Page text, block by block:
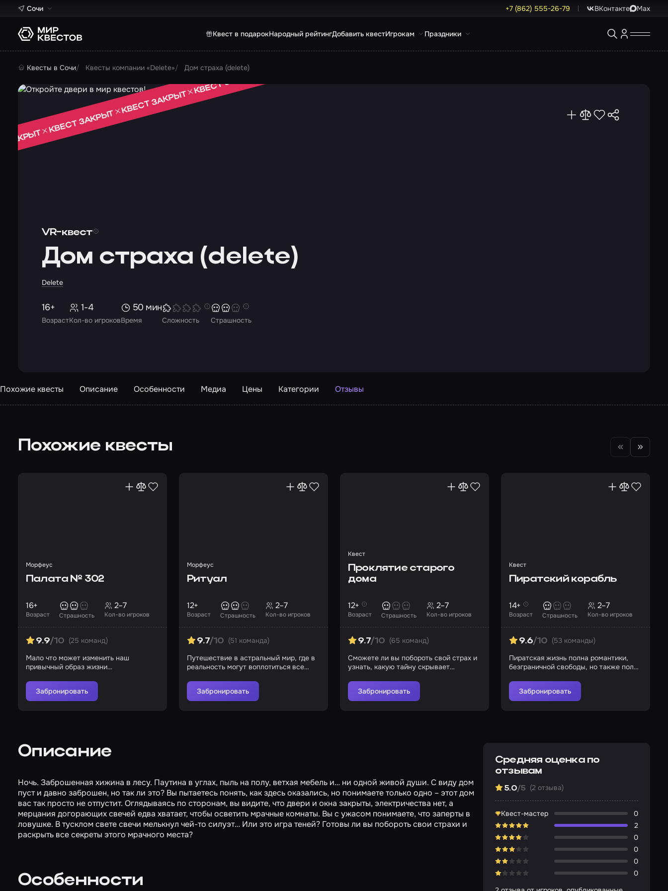
Сочи +7 (862) 555-26-79 ВКонтакте Max
Квест в подарокНародный рейтингДобавить квестИгрокам Праздники
Квесты в Сочи Квесты компании «Delete» Дом страха (delete)
VR-квест
Дом страха (delete)
Delete
ЗАКРЫТ
КВЕСТ ЗАКРЫТ
КВЕСТ ЗАКРЫТ
КВЕСТ ЗАКРЫТ
Возраст
16+
Кол-во игроков
1-4
Время
50 мин
Сложность Страшность
Похожие квесты Описание Особенности Медиа Цены Категории Отзывы
Похожие квесты
Морфеус
Палата № 302
Возраст
16+
Страшность Кол-во игроков
2–7
9.9/10 (25 команд)
Мало что может изменить наш
привычный образ жизни…
Забронировать
Морфеус
Ритуал
Возраст
12+
Страшность Кол-во игроков
2–7
9.7/10 (51 команда)
Путешествие в астральный мир, где в
реальность могут воплотиться все
Забронировать
Квест
Проклятие старого
дома
Возраст
12+
Страшность Кол-во игроков
2–7
9.7/10 (65 команд)
Сможете ли вы побороть свой страх и
узнать, какую тайну скрывает
Забронировать
Квест
Пиратский корабль
Возраст
14+
Страшность Кол-во игроков
2–7
9.6/10 (53 команды)
Пиратская жизнь полна романтики,
безграничной свободы, но также полна
Забронировать
Описание
Ночь. Заброшенная хижина в лесу. Паутина в углах, пыль на полу, ветхая мебель и… ни одной живой души. С виду дом
пуст и давно заброшен, но так ли это? Вы пытаетесь понять, как здесь оказались, но понимаете только одно – этот дом
вас так просто не отпустит. Оглядываясь по сторонам, вы видите, что двери и окна закрыты, электричества нет, а
мерцания догорающих свечей едва хватает, чтобы осветить мрачные комнаты. Вы с ужасом понимаете, что заперты в
ловушке. В тусклом свете свечи мелькнул чей-то силуэт… Или это игра теней? Готовы ли вы побороть свои страхи и
раскрыть все секреты этого мрачного места?
Особенности
Средняя оценка по
отзывам
5.0/5 (2 отзыва)
Квест-мастер
0
2
0
0
0
0